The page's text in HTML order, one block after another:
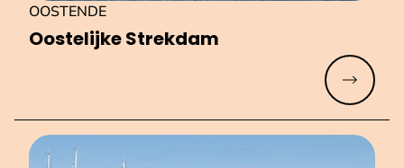
Oostelijke Strekdam
OOSTENDE
Meer